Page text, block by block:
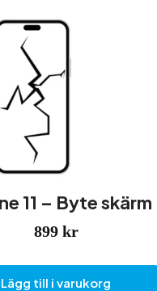
11 – Byte skärm
899 kr
Lägg till i varukorg